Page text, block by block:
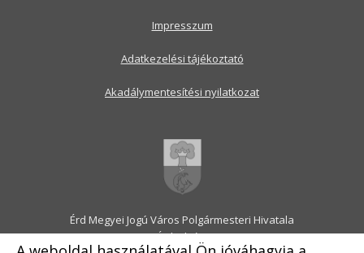
Érd Megyei Jogú Város Polgármesteri Hivatala
2030 Érd, Alsó utca 1.
Impresszum
Adatkezelési tájékoztató
Akadálymentesítési nyilatkozat